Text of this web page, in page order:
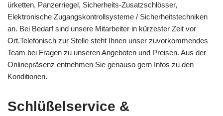
ürketten, Panzerriegel, Sicherheits-Zusatzschlösser,
Elektronische Zugangskontrollsysteme / Sicherheitstechniken
an. Bei Bedarf sind unsere Mitarbeiter in kürzester Zeit vor
Ort.Telefonisch zur Stelle steht Ihnen unser zuvorkommendes
Team bei Fragen zu unseren Angeboten und Preisen. Aus der
Onlinepräsenz entnehmen Sie genauso gern Infos zu den
Konditionen.
Schlüßelservice &